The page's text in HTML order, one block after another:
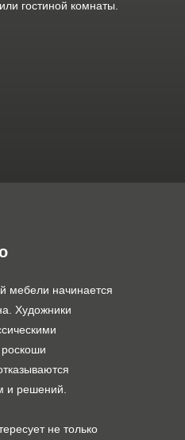
гостиной комнаты.
мебели начинается
Художники
и решений.
не только